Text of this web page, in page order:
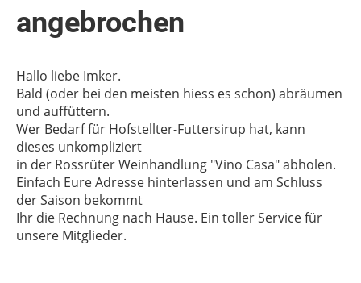
angebrochen
Hallo liebe Imker.
Bald (oder bei den meisten hiess es schon) abräumen
und auffüttern.
Wer Bedarf für Hofstellter-Futtersirup hat, kann
dieses unkompliziert
in der Rossrüter Weinhandlung "Vino Casa" abholen.
Einfach Eure Adresse hinterlassen und am Schluss
der Saison bekommt
Ihr die Rechnung nach Hause. Ein toller Service für
unsere Mitglieder.